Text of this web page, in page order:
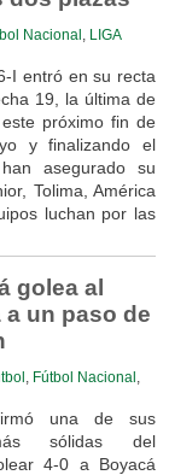
Nacional
LIGA
I entró en su recta
19, la última de
próximo fin de
y finalizando el
asegurado su
Tolima, América
luchan por las
golea al
un paso de
Fútbol Nacional
una de sus
sólidas del
4-0 a Boyacá